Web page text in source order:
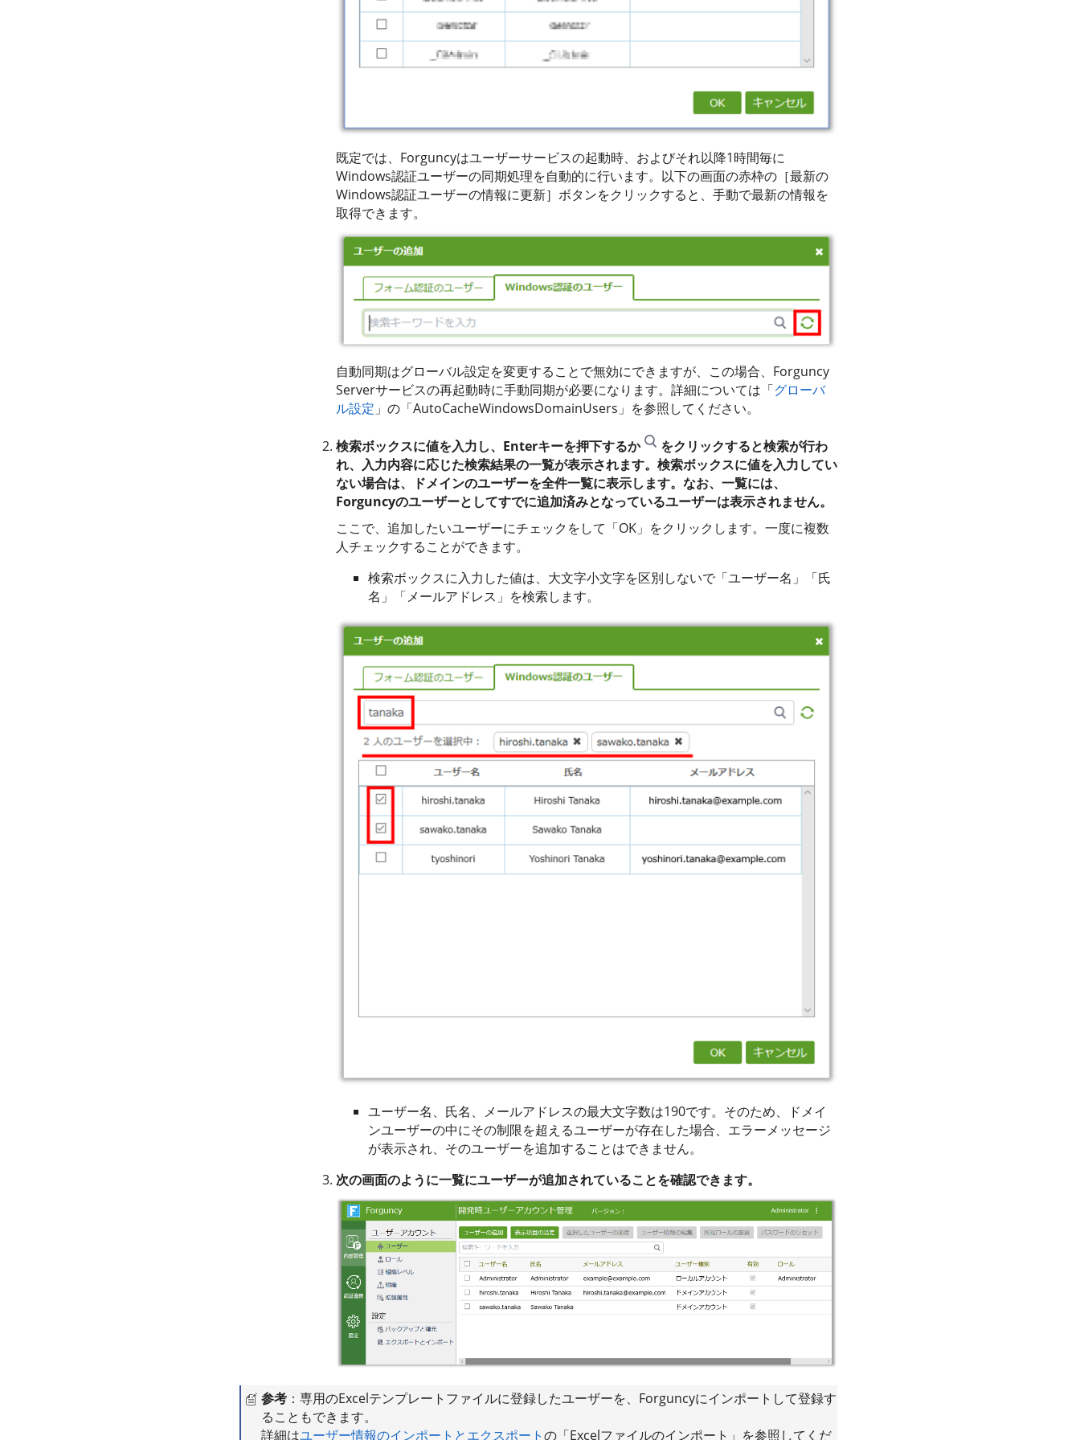
既定では、Forguncyはユーザーサービスの起動時、およびそれ以降1時間毎に
Windows認証ユーザーの同期処理を自動的に行います。以下の画面の赤枠の［最新の
Windows認証ユーザーの情報に更新］ボタンをクリックすると、手動で最新の情報を
取得できます。
自動同期はグローバル設定を変更することで無効にできますが、この場合、Forguncy
Serverサービスの再起動時に手動同期が必要になります。詳細については「グローバ
ル設定 」の「AutoCacheWindowsDomainUsers」を参照してください。
検索ボックスに値を入力し、Enterキーを押下するか
をクリックすると検索が行わ
れ、入力内容に応じた検索結果の一覧が表示されます。検索ボックスに値を入力してい
ない場合は、ドメインのユーザーを全件一覧に表示します。なお、一覧には、
Forguncyのユーザーとしてすでに追加済みとなっているユーザーは表示されません。
ここで、追加したいユーザーにチェックをして「OK」をクリックします。一度に複数
人チェックすることができます。
検索ボックスに入力した値は、大文字小文字を区別しないで「ユーザー名」「氏
名」「メールアドレス」を検索します。
ユーザー名、氏名、メールアドレスの最大文字数は190です。そのため、ドメイ
ンユーザーの中にその制限を超えるユーザーが存在した場合、エラーメッセージ
が表示され、そのユーザーを追加することはできません。
次の画面のように一覧にユーザーが追加されていることを確認できます。
参考 ：専用のExcelテンプレートファイルに登録したユーザーを、Forguncyにインポートして登録す
ることもできます。
詳細はユーザー情報のインポートとエクスポートの「Excelファイルのインポート」を参照してくだ